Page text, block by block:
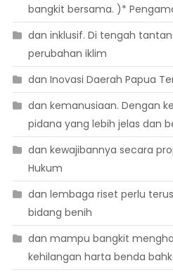
bangkit bersama. )*
dan inklusif. Di tengah
perubahan iklim
dan Inovasi Daerah Papua
dan kemanusiaan. Dengan
pidana yang lebih jelas dan
dan kewajibannya secara
Hukum
dan lembaga riset perlu
bidang benih
dan mampu bangkit
kehilangan harta benda